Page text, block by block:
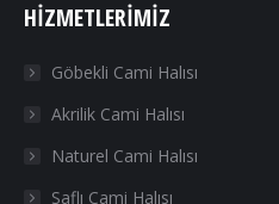
opens
new
window
opens
new
window
opens
new
window
opens
new
window
HIZMETLERIMIZ
Göbekli Cami Halısı
Akrilik Cami Halısı
Naturel Cami Halısı
Saflı Cami Halısı